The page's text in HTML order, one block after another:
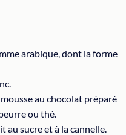
arabique, dont la forme
au chocolat préparé
ou thé.
au sucre et à la cannelle.